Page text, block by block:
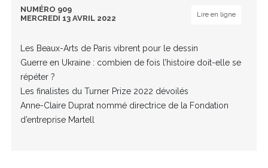
NUMÉRO 909
MERCREDI 13 AVRIL 2022
Lire en ligne
Les Beaux-Arts de Paris vibrent pour le dessin
Guerre en Ukraine : combien de fois l’histoire doit-elle se
répéter ?
Les finalistes du Turner Prize 2022 dévoilés
Anne-Claire Duprat nommé directrice de la Fondation
d’entreprise Martell